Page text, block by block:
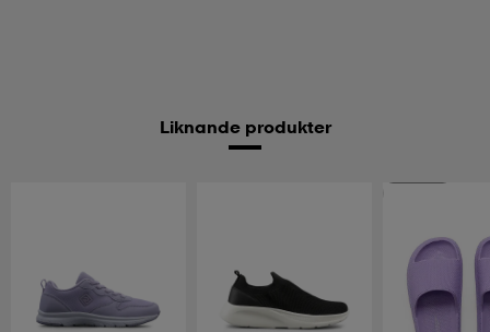
Liknande produkter